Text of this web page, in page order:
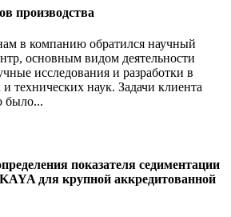
производства
в компанию обратился научный
основным видом деятельности
исследования и разработки в
технических наук. Задачи клиента
было...
показателя седиментации
для крупной аккредитованной